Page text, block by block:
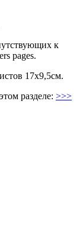
к
pages.
17х9,5см.
разделе: >>>